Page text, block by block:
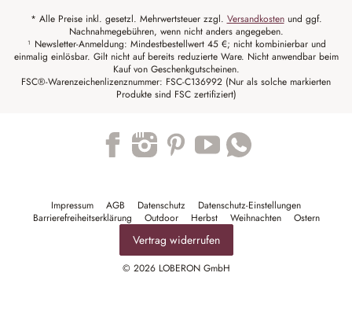
* Alle Preise inkl. gesetzl. Mehrwertsteuer zzgl. Versandkostenund ggf.
Nachnahmegebühren, wenn nicht anders angegeben.
¹ Newsletter-Anmeldung: Mindestbestellwert 45 €; nicht kombinierbar und
einmalig einlösbar. Gilt nicht auf bereits reduzierte Ware. Nicht anwendbar beim
Kauf von Geschenkgutscheinen.
FSC®-Warenzeichenlizenznummer: FSC-C136992 (Nur als solche markierten
Produkte sind FSC zertifiziert)
Impressum AGB Datenschutz
Datenschutz-Einstellungen
Barrierefreiheitserklärung
Outdoor Herbst Weihnachten Ostern
Vertrag widerrufen
© 2026 LOBERON GmbH